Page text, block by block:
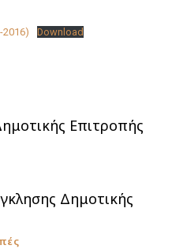
Επιτροπής
Δημοτικής
Download